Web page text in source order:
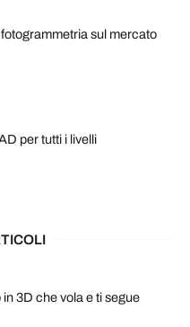
sul mercato
per tutti i livelli
in 3D che vola e ti segue